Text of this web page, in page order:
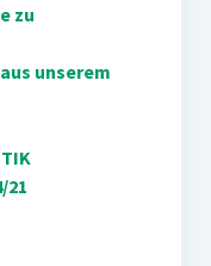
zu
unserem
21